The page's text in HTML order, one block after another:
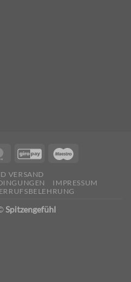
VERSAND
IMPRESSUM
Spitzengefühl